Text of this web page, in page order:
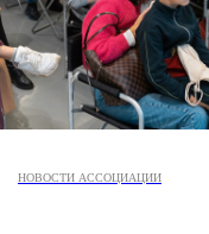
НОВОСТИ АССОЦИАЦИИ